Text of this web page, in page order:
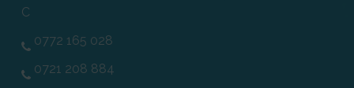
C
0772 165 028
0721 208 884